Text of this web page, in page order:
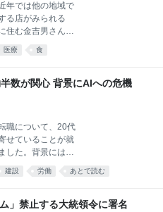
。施設利用者に届
かった。指摘され
して提供した。施
られた。ところが
年では他の地域で
る店がみられる
住む金吉男さん
手に違和感を覚…
医療 食
数が関心 背景にAIへの危機
職について、20代
せていることが就
した。背景にはデ
代替される危機感
建設 労働 あとで読む
」禁止する大統領令に署名